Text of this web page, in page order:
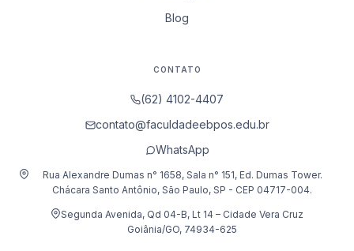
Blog
CONTATO
(62) 4102-4407
contato@faculdadeebpos.edu.br
WhatsApp
Rua Alexandre Dumas n° 1658, Sala n° 151, Ed. Dumas Tower.
Chácara Santo Antônio, São Paulo, SP - CEP 04717-004.
Segunda Avenida, Qd 04-B, Lt 14 – Cidade Vera Cruz
Goiânia/GO, 74934-625